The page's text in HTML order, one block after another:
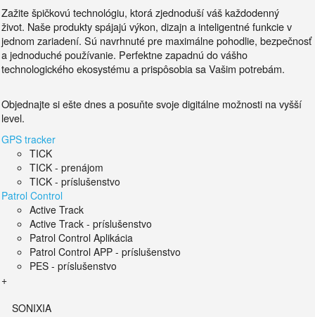
Zažite špičkovú technológiu, ktorá zjednoduší váš každodenný
život. Naše produkty spájajú výkon, dizajn a inteligentné funkcie v
jednom zariadení. Sú navrhnuté pre maximálne pohodlie, bezpečnosť
a jednoduché používanie. Perfektne zapadnú do vášho
technologického ekosystému a prispôsobia sa Vašim potrebám.
Objednajte si ešte dnes a posuňte svoje digitálne možnosti na vyšší
level.
GPS tracker
TICK
TICK - prenájom
TICK - príslušenstvo
Patrol Control
Active Track
Active Track - príslušenstvo
Patrol Control Aplikácia
Patrol Control APP - príslušenstvo
PES - príslušenstvo
+
SONIXIA